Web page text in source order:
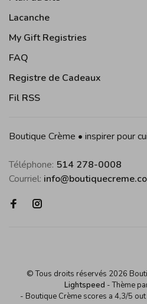
Lacanche
My Gift Registries
FAQ
Registre de Cadeaux
Fil RSS
Boutique Crème • inspirer pour
Téléphone: 514 278-0008
Courriel:
© Tous droits réservés 2026
Lightspeed - Thème
- Boutique Crème scores a 4,3/5